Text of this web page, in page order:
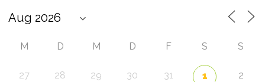
M D M D F S S
27 28 29 30 31 1 2